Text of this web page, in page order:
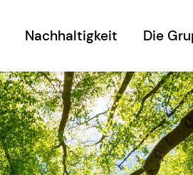
Nachhaltigkeit Die